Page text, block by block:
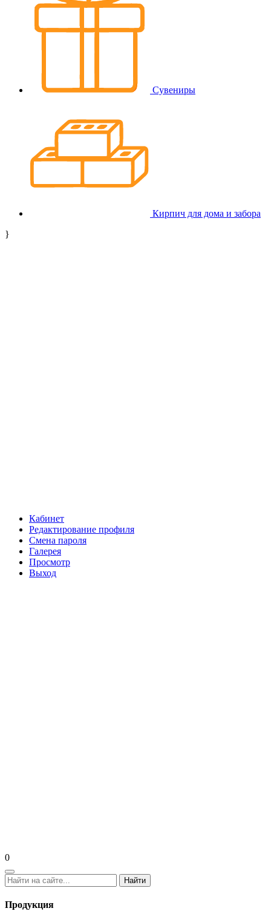
Сувениры
Кирпич для дома и забора
}
Кабинет
Редактирование профиля
Смена пароля
Галерея
Просмотр
Выход
0
Найти
Продукция